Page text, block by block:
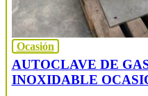
Ocasión
AUTOCLAVE DE
INOXIDABLE